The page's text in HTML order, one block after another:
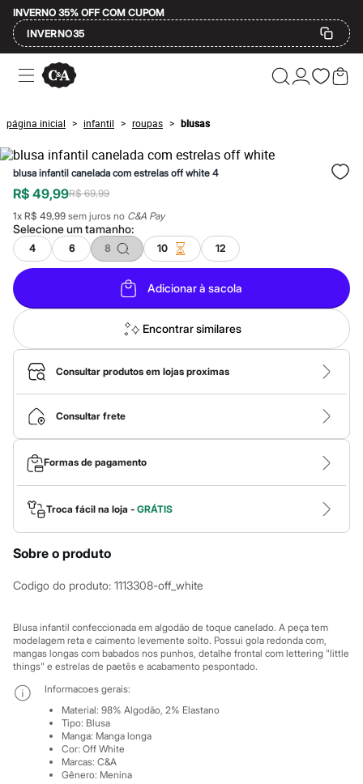
INVERNO 35% OFF COM CUPOM
INVERNO35
Ofertas
Compre por Departamento
Masculino
Infantil
Calçados
Mindse7
Plus Size
Até 20% off
Até 40% off
Até 60% off
A partir de 60% off
Feminino
Em alta
Inverno
Alfaiataria
Novidades
Roupas
Blusas e Camisetas
Básicos
Calças
Casacos e Jaquetas
Jeans
Macacões
Saias
Shorts e Bermudas
Vestidos
Acessórios
Bolsas
Bonés e Chapéus
Bijoux
Cintos
Relógios
Botas
Sandálias
Sapatilhas
Tênis
Marcas
City
Clock House
Mindset
Sawary
Yessica
Moda esportiva
Acessórios
página inicial > infantil > roupas > blusas
blusa infantil canelada com estrelas off white 4
R$ 49,99R$ 69,99
1x R$ 49,99 sem juros no C&A Pay
Selecione umtamanho:
4 6 8 10 12
Adicionar à sacola
Encontrar similares
Consultar produtos em lojas proximas
Consultar frete
Formas de pagamento
Troca fácil na loja - GRÁTIS
Sobre o produto
Codigo do produto: 1113308-off_white
Blusa infantil confeccionada em algodão de toque canelado. A peça tem
modelagem reta e caimento levemente solto. Possui gola redonda com,
mangas longas com babados nos punhos, detalhe frontal com lettering "little
things" e estrelas de paetês e acabamento pespontado.
Informacoes gerais:
Material: 98% Algodão, 2% Elastano
Tipo: Blusa
Manga: Manga longa
Cor: Off White
Marcas: C&A
Gênero: Menina